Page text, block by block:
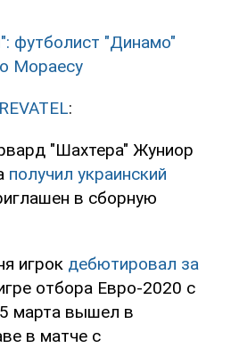
футболист "Динамо"
Мораесу
:
"Шахтера" Жуниор
получил украинский
в сборную
игрок дебютировал за
отбора Евро-2020 с
марта вышел в
в матче с